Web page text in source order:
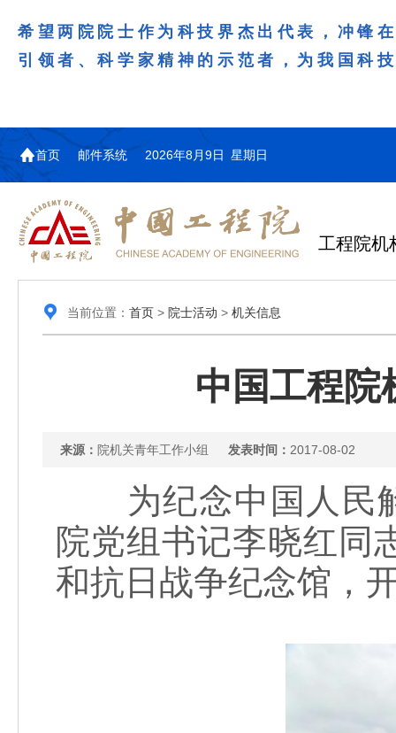
希望两院院士作为科技界杰出代表，冲锋
引领者、科学家精神的示范者，为我国科
首页 邮件系统 2026年8月9日 星期日
工程院机
当前位置： 首页> 院士活动 > 机关信息
中国工程院
来源： 院机关青年工作小组 发表时间： 2017-08-02
为纪念中国人民解
院党组书记李晓红同
和抗日战争纪念馆，